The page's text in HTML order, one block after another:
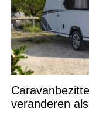
veranderen